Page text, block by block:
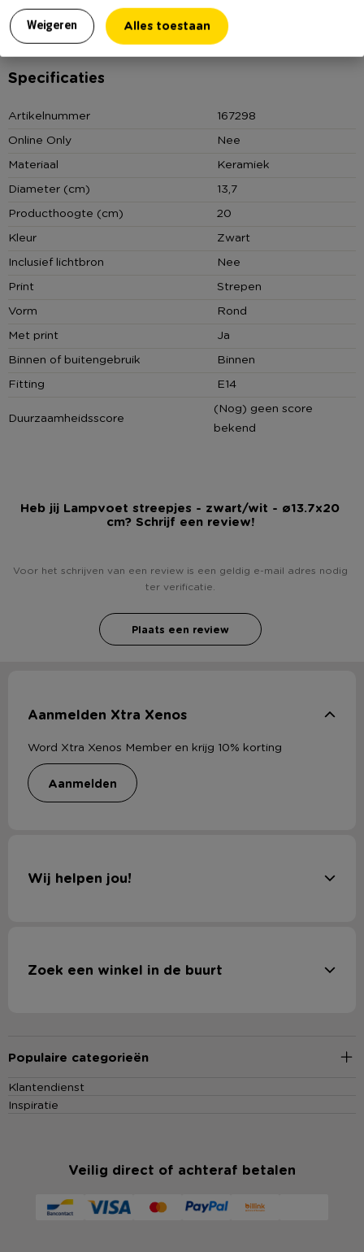
Weigeren Alles toestaan
lampvoet is geschikt voor een lamp met een E14 fitting.
strepen tot speelse organische vormen en luxe keramiek. Elk
model heeft z’n eigen karakter en past perfect bij jouw stijl, of
je nu kiest voor naturel, kleur of opvallende prints. Geef ‘m een
eyecatcher!
Contactgegevens
Xenos B.V, Schutweg 8, 5145NP Waalwijk, Nederland
Lees meer
Specificaties
Artikelnummer
167298
Online Only
Nee
Materiaal
Keramiek
Diameter (cm)
13,7
Producthoogte (cm)
20
Kleur
Zwart
Inclusief lichtbron
Nee
Print
Strepen
Vorm
Rond
Met print
Ja
Binnen of buitengebruik
Binnen
Fitting
E14
Duurzaamheidsscore
(Nog) geen score
bekend
Heb jij Lampvoet streepjes - zwart/wit - ø13.7x20
cm? Schrijf een review!
Voor het schrijven van een review is een geldig e-mail adres nodig
ter verificatie.
Plaats een review
Aanmelden Xtra Xenos
Word Xtra Xenos Member en krijg 10% korting
aanmelden
Wij helpen jou!
Zoek een winkel in de buurt
Populaire categorieën
Klantendienst
Inspiratie
Veilig direct of achteraf betalen